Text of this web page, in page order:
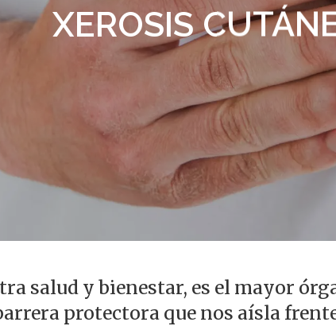
XEROSIS
salud y bienestar, es el mayor
protectora que nos aísla